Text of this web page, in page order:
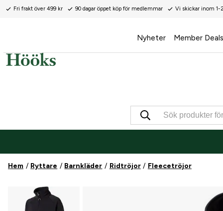
Fri frakt över 499 kr 90 dagar öppet köp för medlemmar Vi skickar inom 1-
Nyheter Member Deals
Hem Ryttare Barnkläder Ridtröjor Fleecetröjor